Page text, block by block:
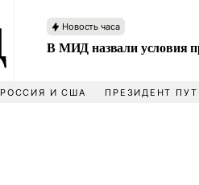
Новость часа
В МИД назвали условия
РОССИЯ И США ПРЕЗИДЕНТ